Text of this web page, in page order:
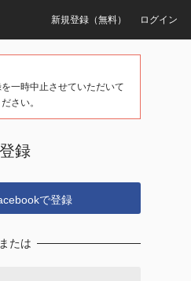
ログイン
新規登録（無料）
一時中止させていただいて
さい。
録
で登録
または